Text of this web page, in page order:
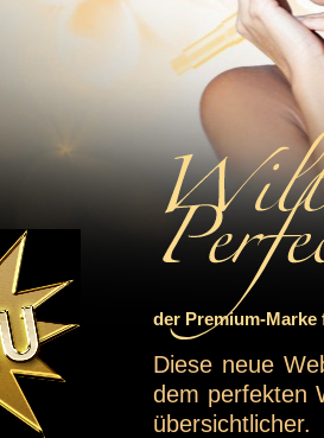
der Premium-
Diese neue
dem perfekten